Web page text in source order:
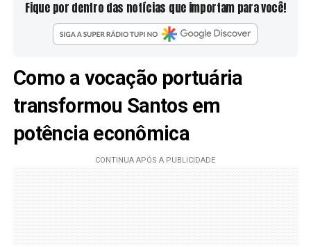
Fique por dentro das notícias que importam para você!
Como a vocação portuária
transformou Santos em
potência econômica